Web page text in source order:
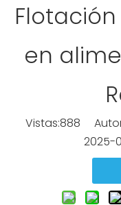
en
Vistas:888